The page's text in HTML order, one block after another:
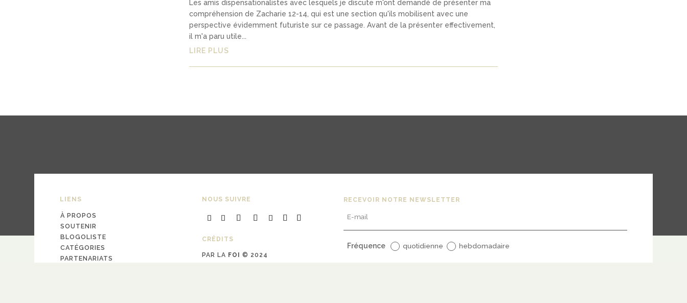
Les amis dispensationalistes avec lesquels je discute m'ont demandé de présenter ma
compréhension de Zacharie 12-14, qui est une section qu'ils mobilisent avec une
perspective évidemment futuriste sur ce passage. Avant de la présenter effectivement,
il m'a paru utile...
LIRE PLUS
LIENS
À PROPOS
SOUTENIR
BLOGOLISTE
CATÉGORIES
PARTENARIATS
NOUS SUIVRE
CRÉDITS
PAR LA FOI © 2024
RECEVOIR NOTRE NEWSLETTER
Fréquence quotidienne hebdomadaire